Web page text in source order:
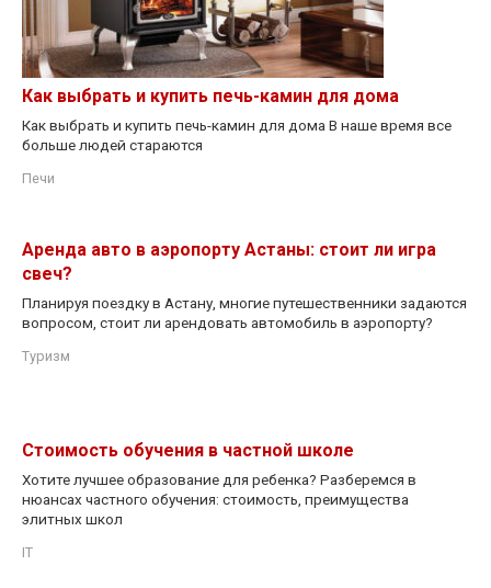
Как выбрать и купить печь-камин для дома
Как выбрать и купить печь-камин для дома В наше время все
больше людей стараются
Печи
Аренда авто в аэропорту Астаны: стоит ли игра
свеч?​
Планируя поездку в Астану, многие путешественники задаются
вопросом, стоит ли арендовать автомобиль в аэропорту?
Туризм
Стоимость обучения в частной школе
Хотите лучшее образование для ребенка? Разберемся в
нюансах частного обучения: стоимость, преимущества
элитных школ
IT